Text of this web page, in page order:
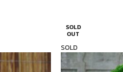
SOLD
OUT
SOLD